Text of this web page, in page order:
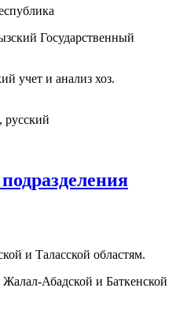
Государственный
учет и анализ хоз.
русский
и Таласской областям.
Абадской и Баткенской